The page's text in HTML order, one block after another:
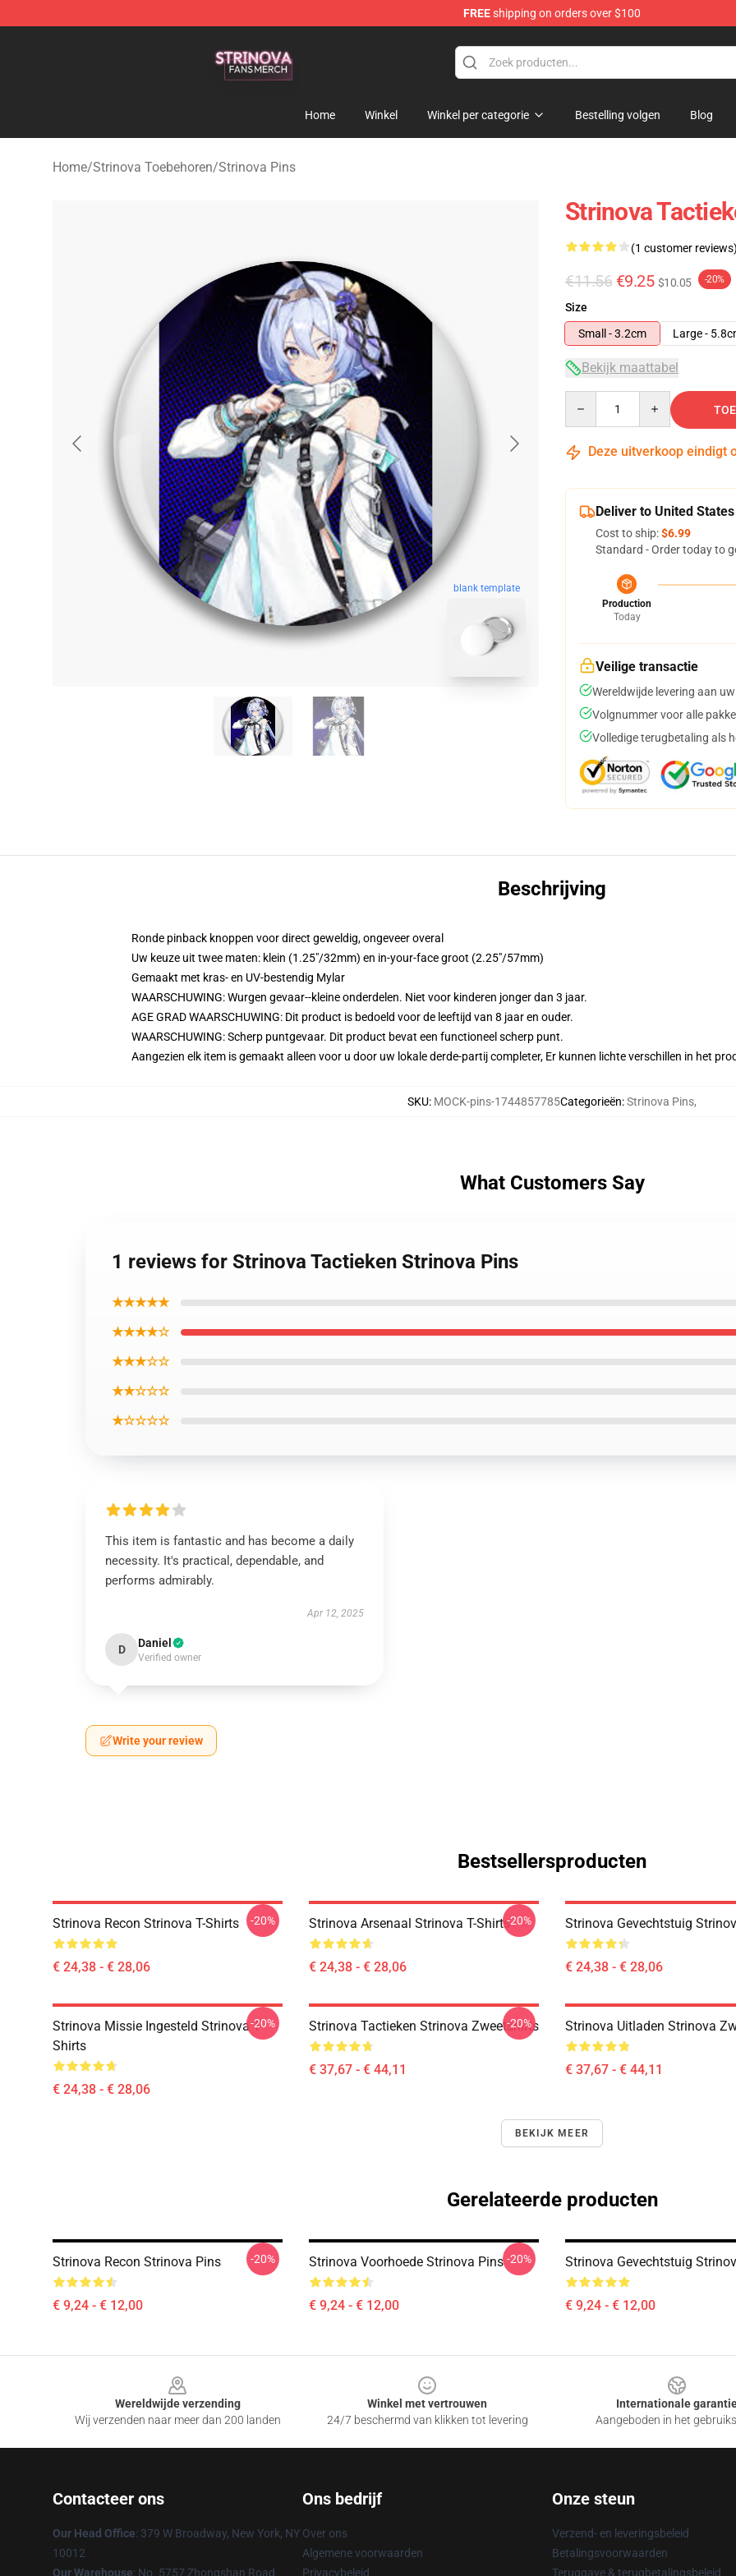
FREEshipping on orders over $100
Home Winkel Winkel per categorie Bestelling volgen Blog
Home/Strinova Toebehoren/Strinova Pins
blank template
Strinova
(1 customer reviews)
€11.56 €9.25 $10.05 -20%
Size
Small - 3.2cm
Large -
Bekijk maattabel
Deze uitverkoop eindigt
Deliver to United States
Cost to ship:$6.99
Standard - Order today to
Production
Today
Veilige transactie
Wereldwijde levering aan
Volgnummer voor alle
Volledige terugbetaling als
Beschrijving
Ronde pinback knoppen voor direct geweldig, ongeveer overal
Uw keuze uit twee maten: klein (1.25"/32mm) en in-your-face groot (2.25"/57mm)
Gemaakt met kras- en UV-bestendig Mylar
WAARSCHUWING: Wurgen gevaar--kleine onderdelen. Niet voor kinderen jonger dan 3 jaar.
AGE GRAD WAARSCHUWING: Dit product is bedoeld voor de leeftijd van 8 jaar en ouder.
WAARSCHUWING: Scherp puntgevaar. Dit product bevat een functioneel scherp punt.
Aangezien elk item is gemaakt alleen voor u door uw lokale derde-partij completer, Er kunnen lichte verschillen in het
SKU: MOCK-pins-1744857785Categorieën:Strinova Pins,
What Customers Say
1 reviews for Strinova Tactieken Strinova Pins
★★★★★
★★★★☆
★★★☆☆
★★☆☆☆
★☆☆☆☆
This item is fantastic and has become a daily
necessity. It's practical, dependable, and
performs admirably.
Apr 12, 2025
D Daniel
Verified owner
Write your review
Bestsellersproducten
Strinova Recon Strinova T-Shirts
€ 24,38 - € 28,06
-20% Strinova Arsenaal Strinova T-Shirts
€ 24,38 - € 28,06
-20% Strinova Gevechtstuig
€ 24,38 - € 28,06
Strinova Missie Ingesteld Strinova T-
Shirts
€ 24,38 - € 28,06
-20% Strinova Tactieken Strinova Zweetshirts
€ 37,67 - € 44,11
-20% Strinova Uitladen Strinova
€ 37,67 - € 44,11
BEKIJK MEER
Gerelateerde producten
Strinova Recon Strinova Pins
€ 9,24 - € 12,00
-20% Strinova Voorhoede Strinova Pins
€ 9,24 - € 12,00
-20% Strinova Gevechtstuig
€ 9,24 - € 12,00
Wereldwijde verzending
Wij verzenden naar meer dan 200 landen
Winkel met vertrouwen
24/7 beschermd van klikken tot levering
Internationale
Aangeboden in het
Contacteer ons
Our Head Office: 379 W Broadway, New York, NY
10012
Our Warehouse: No. 5757 Zhongshan Road
Ons bedrijf
Over ons
Algemene voorwaarden
Privacybeleid
Onze steun
Verzend- en leveringsbeleid
Betalingsvoorwaarden
Teruggave & terugbetalingsbeleid